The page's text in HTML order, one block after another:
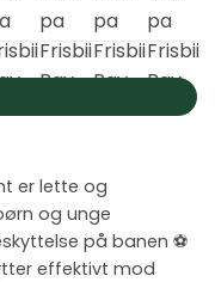
er lette og
og unge
på banen ⚽️
effektivt mod